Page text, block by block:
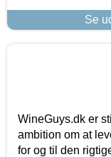
Se
WineGuys.dk er
ambition om at
for og til den